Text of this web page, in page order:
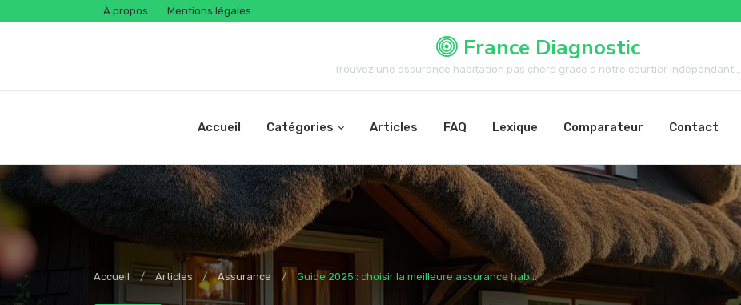
À propos Mentions légales
France Diagnostic
Trouvez une assurance habitation pas chère grâce à notre courtier indépendant...
Accueil Catégories Articles FAQ Lexique Comparateur Contact
Accueil Articles Assurance Guide 2025 : choisir la meilleure assurance hab...